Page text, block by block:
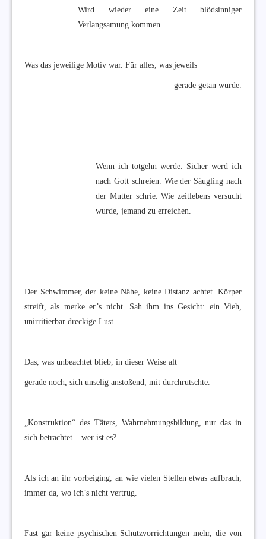
Wird wieder eine Zeit blödsinniger
Verlangsamung kommen.
Was das jeweilige Motiv war. Für alles, was jeweils
gerade getan wurde.
Wenn ich totgehn werde. Sicher werd ich
nach Gott schreien. Wie der Säugling nach
der Mutter schrie. Wie zeitlebens versucht
wurde, jemand zu erreichen.
Der Schwimmer, der keine Nähe, keine Distanz achtet. Körper
streift, als merke er’s nicht. Sah ihm ins Gesicht: ein Vieh,
unirritierbar dreckige Lust.
Das, was unbeachtet blieb, in dieser Weise alt
gerade noch, sich unselig anstoßend, mit durchrutschte.
„Konstruktion“ des Täters, Wahrnehmungsbildung, nur das in
sich betrachtet – wer ist es?
Als ich an ihr vorbeiging, an wie vielen Stellen etwas aufbrach;
immer da, wo ich’s nicht vertrug.
Fast gar keine psychischen Schutzvorrichtungen mehr, die von